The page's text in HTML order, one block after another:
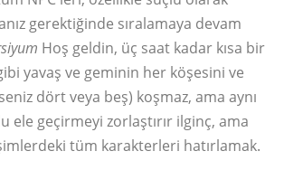
gerektiğinde sıralamaya devam
Hoş geldin, üç saat kadar kısa bir
yavaş ve geminin her köşesini ve
dört veya beş) koşmaz, ama aynı
ele geçirmeyi zorlaştırır ilginç, ama
tüm karakterleri hatırlamak.